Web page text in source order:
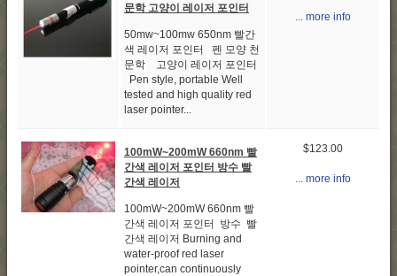
문학 고양이 레이저 포인터
50mw~100mw 650nm 빨간
색 레이저 포인터 펜 모양 천
문학 고양이 레이저 포인터
Pen style, portable Well
tested and high quality red
laser pointer...
... more info
100mW~200mW 660nm 빨
간색 레이저 포인터 방수 빨
간색 레이저
100mW~200mW 660nm 빨
간색 레이저 포인터 방수 빨
간색 레이저 Burning and
water-proof red laser
pointer,can continuously
$123.00
... more info